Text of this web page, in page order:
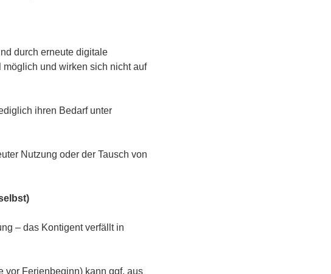
durch erneute digitale
und wirken sich nicht auf
ihren Bedarf unter
Nutzung oder der Tausch von
– das Kontigent verfällt in
vor Ferienbeginn) kann ggf. aus